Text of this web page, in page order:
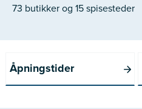
73 butikker og 15 spisesteder
Åpningstider